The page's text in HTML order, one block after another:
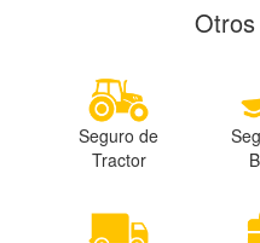
Seguro de
Tractor